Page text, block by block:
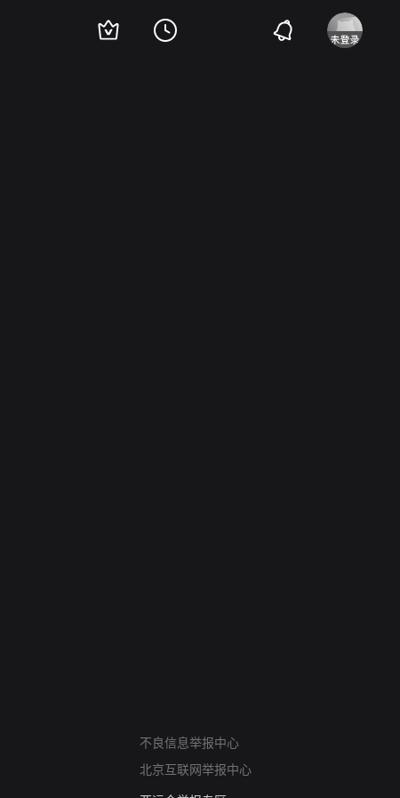
不良信息举报中心
北京互联网举报中心
算法推荐专项举报